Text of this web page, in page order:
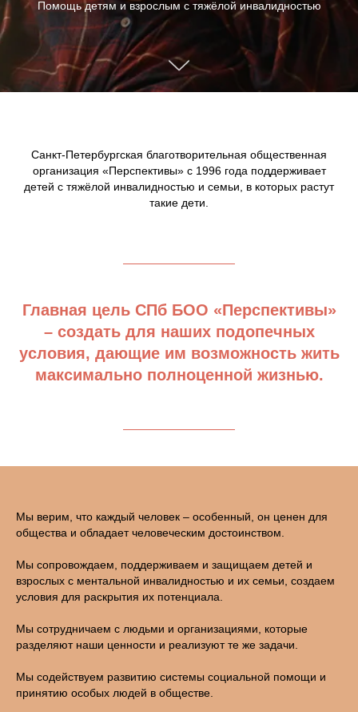
Помощь детям и взрослым с тяжёлой инвалидностью
Санкт-Петербургская благотворительная общественная
организация «Перспективы» с 1996 года поддерживает
детей с тяжёлой инвалидностью и семьи, в которых растут
такие дети.
Главная цель СПб БОО «Перспективы»
– создать для наших подопечных
условия, дающие им возможность жить
максимально полноценной жизнью.
Мы верим, что каждый человек – особенный, он ценен для
общества и обладает человеческим достоинством.
Мы сопровождаем, поддерживаем и защищаем детей и
взрослых с ментальной инвалидностью и их семьи, создаем
условия для раскрытия их потенциала.
Мы сотрудничаем с людьми и организациями, которые
разделяют наши ценности и реализуют те же задачи.
Мы содействуем развитию системы социальной помощи и
принятию особых людей в обществе.